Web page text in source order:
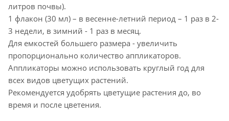
литров почвы).
1 флакон (30 мл) – в весенне-летний период – 1 раз в 2-
3 недели, в зимний - 1 раз в месяц.
Для емкостей большего размера - увеличить
пропорционально количество аппликаторов.
Аппликаторы можно использовать круглый год для
всех видов цветущих растений.
Рекомендуется удобрять цветущие растения до, во
время и после цветения.